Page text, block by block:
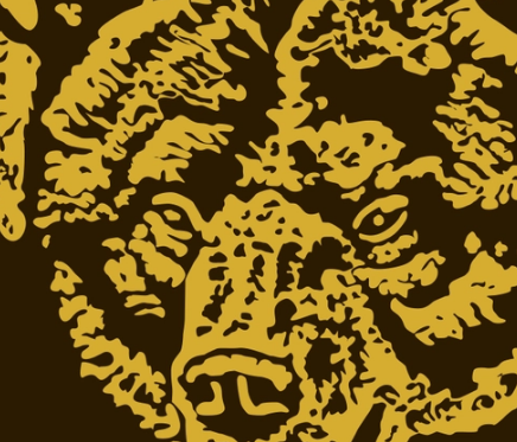
Подарки страховщику
Подарки строителю
Подарки учителю